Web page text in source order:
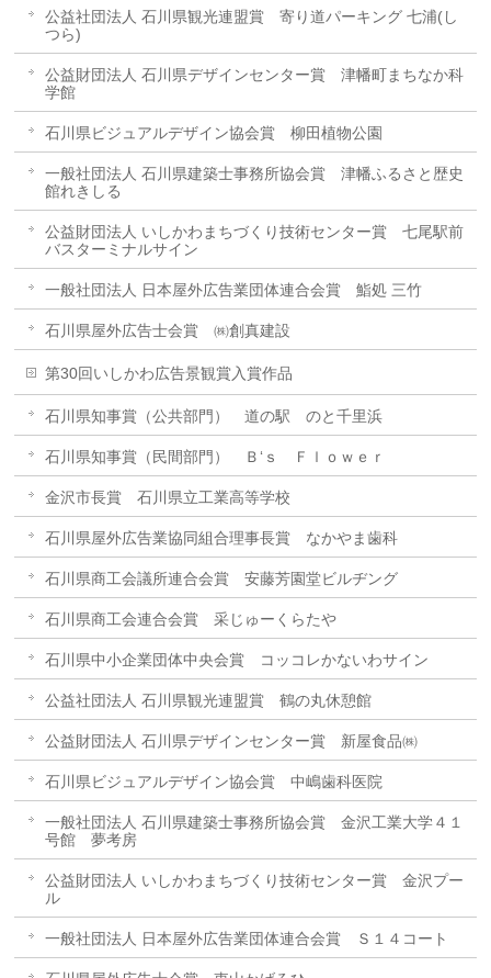
公益社団法人 石川県観光連盟賞 寄り道パーキング 七浦(し
つら)
公益財団法人 石川県デザインセンター賞 津幡町まちなか科
学館
石川県ビジュアルデザイン協会賞 柳田植物公園
一般社団法人 石川県建築士事務所協会賞 津幡ふるさと歴史
館れきしる
公益財団法人 いしかわまちづくり技術センター賞 七尾駅前
バスターミナルサイン
一般社団法人 日本屋外広告業団体連合会賞 鮨処 三竹
石川県屋外広告士会賞 ㈱創真建設
第30回いしかわ広告景観賞入賞作品
石川県知事賞（公共部門） 道の駅 のと千里浜
石川県知事賞（民間部門） Ｂ‘ｓ Ｆｌｏｗｅｒ
金沢市長賞 石川県立工業高等学校
石川県屋外広告業協同組合理事長賞 なかやま歯科
石川県商工会議所連合会賞 安藤芳園堂ビルヂング
石川県商工会連合会賞 采じゅーくらたや
石川県中小企業団体中央会賞 コッコレかないわサイン
公益社団法人 石川県観光連盟賞 鶴の丸休憩館
公益財団法人 石川県デザインセンター賞 新屋食品㈱
石川県ビジュアルデザイン協会賞 中嶋歯科医院
一般社団法人 石川県建築士事務所協会賞 金沢工業大学４１
号館 夢考房
公益財団法人 いしかわまちづくり技術センター賞 金沢プー
ル
一般社団法人 日本屋外広告業団体連合会賞 Ｓ１４コート